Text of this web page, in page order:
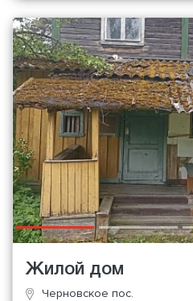
Жилой дом
Черновское пос.